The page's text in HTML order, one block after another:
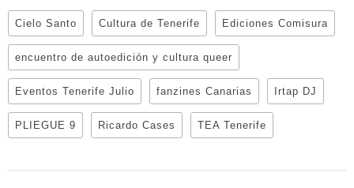
Cielo Santo Cultura de Tenerife Ediciones Comisura
encuentro de autoedición y cultura queer
Eventos Tenerife Julio fanzines Canarias Irtap DJ
PLIEGUE 9 Ricardo Cases TEA Tenerife